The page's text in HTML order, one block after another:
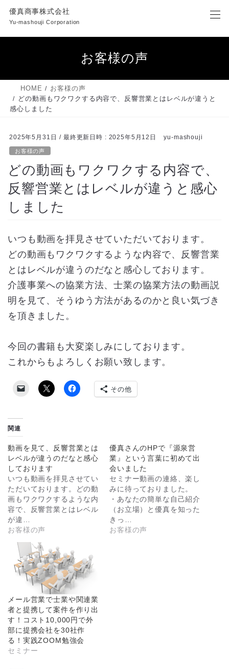
ン
キ
ー
に
優真商事株式会社
Yu-mashouji Corporation
お客様の声
HOME
お客様の声
どの動画もワクワクする内容で、反響営業とはレベルが違うと
感心しました
2025年5月31日 / 最終更新日時 : 2025年5月12日 yu-mashouji
お客様の声
どの動画もワクワクする内容で、
反響営業とはレベルが違うと感心
しました
いつも動画を拝見させていただいております。
どの動画もワクワクするような内容で、反響営業
とはレベルが違うのだなと感心しております。
介護事業への協業方法、士業の協業方法の動画説
明を見て、そうゆう方法があるのかと良い気づき
を頂きました。
今回の書籍も大変楽しみにしております。
これからもよろしくお願い致します。
その他
関連
動画を見て、反響営業とは
レベルが違うのだなと感心
しております
いつも動画を拝見させてい
ただいております。どの動
画もワクワクするような内
容で、反響営業とはレベル
が違…
お客様の声
優真さんのHPで『源泉営
業』という言葉に初めて出
会いました
セミナー動画の連絡、楽し
みに待っておりました。
・あなたの簡単な自己紹介
（お立場）と優真を知った
きっ…
お客様の声
メール営業で士業や関連業
者と提携して案件を作り出
す！コスト10,000円で外
部に提携会社を30社作
る！実践ZOOM勉強会
セミナー